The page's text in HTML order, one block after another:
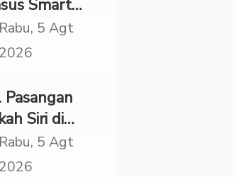
Smart
Jaksa
Periksa
Rabu, 5 Agt
2026
Pasangan
Siri di
Ikuti
Isbat
Rabu, 5 Agt
2026